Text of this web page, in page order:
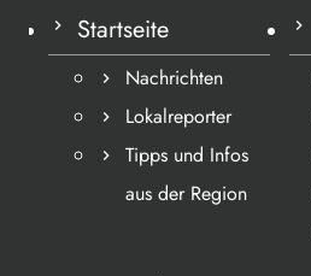
Startseite
Nachrichten
Lokalreporter
Tipps und Infos
aus der Region